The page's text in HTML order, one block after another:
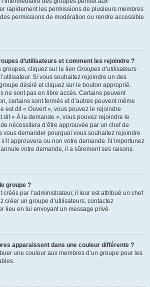
rapidement les permissions de plusieurs membres
permissions de modération ou rendre accessible
d’utilisateurs et comment les rejoindre ?
groupes, cliquez sur le lien Groupes d’utilisateurs
Si vous souhaitez rejoindre un des
désiré et cliquez sur le bouton approprié.
ne sont pas en libre accès. Certains peuvent
certains sont fermés et d’autres peuvent même
est dit « Ouvert », vous pouvez le rejoindre
dit « À la demande », vous pouvez rejoindre le
nécessitera d’être approuvée par un chef de
vous demander pourquoi vous souhaitez rejoindre
approuvera ou non votre demande. N’importunez
votre demande, il a sûrement ses raisons.
groupe ?
créés par l’administrateur, il leur est attribué un chef
créer un groupe d’utilisateurs, contactez
lieu en lui envoyant un message privé.
apparaissent dans une couleur différente ?
une couleur aux membres d’un groupe pour les